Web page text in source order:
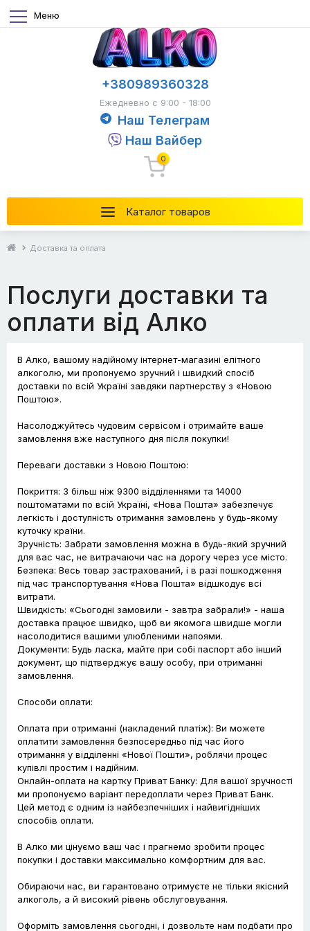
Меню
Каталог товаров
+380989360328
Ежедневно с 9:00 - 18:00
Наш Телеграм
Наш Вайбер
0
Доставка та оплата
Послуги доставки та
оплати від Алко
В Алко, вашому надійному інтернет-магазині елітного
алкоголю, ми пропонуємо зручний і швидкий спосіб
доставки по всій Україні завдяки партнерству з «Новою
Поштою».
Насолоджуйтесь чудовим сервісом і отримайте ваше
замовлення вже наступного дня після покупки!
Переваги доставки з Новою Поштою:
Покриття: З більш ніж 9300 відділеннями та 14000
поштоматами по всій Україні, «Нова Пошта» забезпечує
легкість і доступність отримання замовлень у будь-якому
куточку країни.
Зручність: Забрати замовлення можна в будь-який зручний
для вас час, не витрачаючи час на дорогу через усе місто.
Безпека: Весь товар застрахований, і в разі пошкодження
під час транспортування «Нова Пошта» відшкодує всі
витрати.
Швидкість: «Сьогодні замовили - завтра забрали!» - наша
доставка працює швидко, щоб ви якомога швидше могли
насолодитися вашими улюбленими напоями.
Документи: Будь ласка, майте при собі паспорт або інший
документ, що підтверджує вашу особу, при отриманні
замовлення.
Способи оплати:
Оплата при отриманні (накладений платіж): Ви можете
оплатити замовлення безпосередньо під час його
отримання у відділенні «Нової Пошти», роблячи процес
купівлі простим і надійним.
Онлайн-оплата на картку Приват Банку: Для вашої зручності
ми пропонуємо варіант передоплати через Приват Банк.
Цей метод є одним із найбезпечніших і найвигідніших
способів оплати.
В Алко ми цінуємо ваш час і прагнемо зробити процес
покупки і доставки максимально комфортним для вас.
Обираючи нас, ви гарантовано отримуєте не тільки якісний
алкоголь, а й високий рівень обслуговування.
Оформіть замовлення сьогодні, і дозвольте нам подбати про